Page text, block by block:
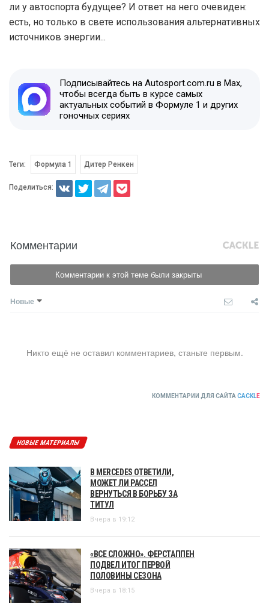
ли у автоспорта будущее? И ответ на него очевиден:
есть, но только в свете использования альтернативных
источников энергии...
Подписывайтесь на Autosport.com.ru в Max,
чтобы всегда быть в курсе самых
актуальных событий в Формуле 1 и других
гоночных сериях
Теги: Формула 1 Дитер Ренкен
Поделиться:
Комментарии
Комментарии к этой теме были закрыты
Новые
Никто ещё не оставил комментариев, станьте первым.
КОММЕНТАРИИ ДЛЯ САЙТА CACKLE
НОВЫЕ МАТЕРИАЛЫ
В MERCEDES ОТВЕТИЛИ,
МОЖЕТ ЛИ РАССЕЛ
ВЕРНУТЬСЯ В БОРЬБУ ЗА
ТИТУЛ
Вчера в 19:12
«ВСЕ СЛОЖНО». ФЕРСТАППЕН
ПОДВЕЛ ИТОГ ПЕРВОЙ
ПОЛОВИНЫ СЕЗОНА
Вчера в 18:15